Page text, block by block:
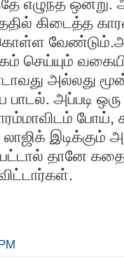
எழுந்த ஒன்று.
கிடைத்த
கொள்ள
செய்யும்
அல்லது
அப்படி
லாஜிக் இடிக்கும்
தானே